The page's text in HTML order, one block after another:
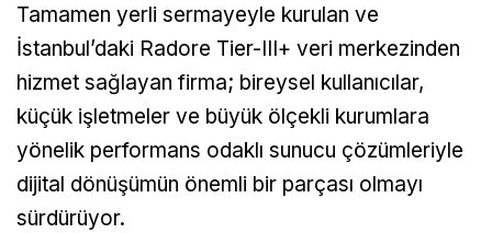
Tamamen yerli sermayeyle kurulan ve
İstanbul’daki Radore Tier-III+ veri merkezinden
hizmet sağlayan firma; bireysel kullanıcılar,
küçük işletmeler ve büyük ölçekli kurumlara
yönelik performans odaklı sunucu çözümleriyle
dijital dönüşümün önemli bir parçası olmayı
sürdürüyor.